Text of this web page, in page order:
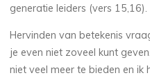
generatie leiders (vers 15,16).
Hervinden van betekenis
je even niet zoveel kunt
niet veel meer te bieden en ik